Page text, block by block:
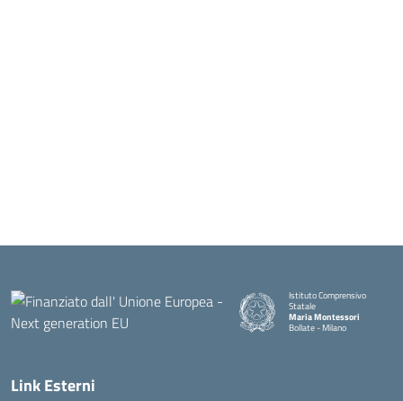
Istituto Comprensivo
Statale
Maria Montessori
Bollate - Milano
Link Esterni